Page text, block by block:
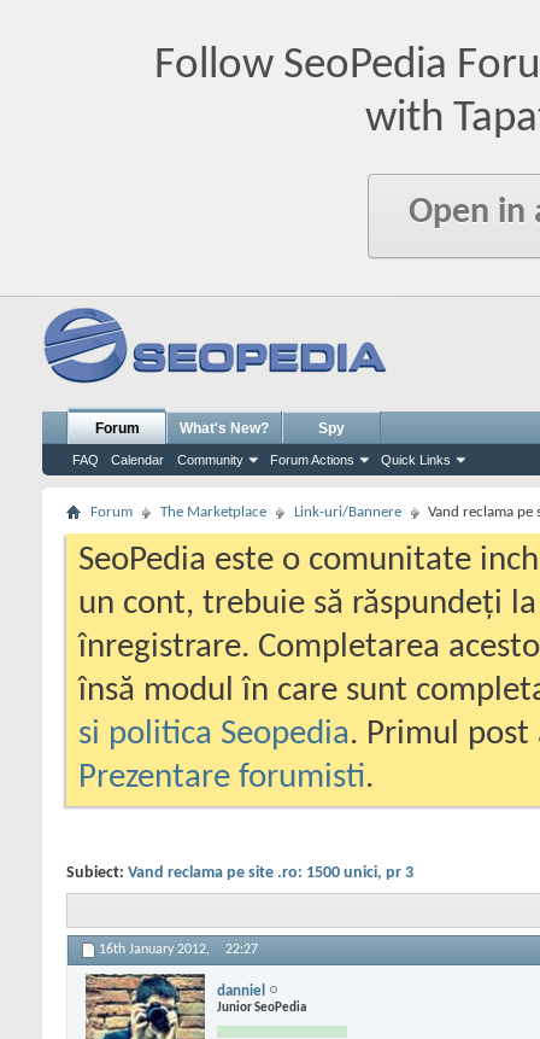
Follow SeoPedia
with
Open in
Forum
FAQ Calendar Community Forum Actions Quick Links
What's New? Spy
Forum The Marketplace Link-uri/Bannere Vand reclama
SeoPedia este o comunitate
un cont, trebuie să răspundeți
înregistrare. Completarea
însă modul în care sunt
si politica Seopedia. Primul
Prezentare forumisti.
Subiect: Vand reclama pe site .ro: 1500 unici, pr 3
16th January 2012, 22:27
danniel
Junior SeoPedia